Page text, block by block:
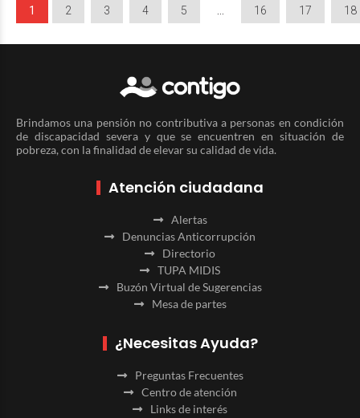
1 2 3 4 5 16 17 18
Brindamos una pensión no contributiva a personas en condición
de discapacidad severa y que se encuentren en situación de
pobreza, con la finalidad de elevar su calidad de vida.
Atención ciudadana
Alertas
Denuncias Anticorrupción
Directorio
TUPA MIDIS
Buzón Virtual de Sugerencias
Mesa de partes
¿Necesitas Ayuda?
Preguntas Frecuentes
Centro de atención
Links de interés